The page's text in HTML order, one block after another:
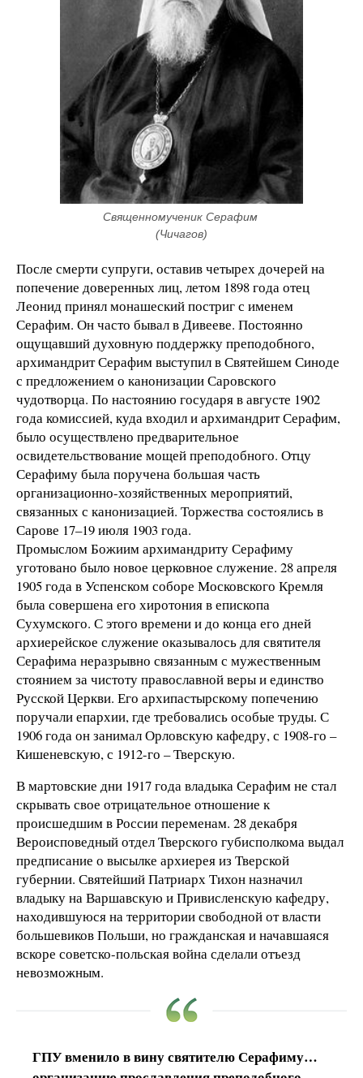
Священномученик Серафим
(Чичагов)
После смерти супруги, оставив четырех дочерей на
попечение доверенных лиц, летом 1898 года отец
Леонид принял монашеский постриг с именем
Серафим. Он часто бывал в Дивееве. Постоянно
ощущавший духовную поддержку преподобного,
архимандрит Серафим выступил в Святейшем Синоде
с предложением о канонизации Саровского
чудотворца. По настоянию государя в августе 1902
года комиссией, куда входил и архимандрит Серафим,
было осуществлено предварительное
освидетельствование мощей преподобного. Отцу
Серафиму была поручена большая часть
организационно-хозяйственных мероприятий,
связанных с канонизацией. Торжества состоялись в
Сарове 17–19 июля 1903 года.
Промыслом Божиим архимандриту Серафиму
уготовано было новое церковное служение. 28 апреля
1905 года в Успенском соборе Московского Кремля
была совершена его хиротония в епископа
Сухумского. С этого времени и до конца его дней
архиерейское служение оказывалось для святителя
Серафима неразрывно связанным с мужественным
стоянием за чистоту православной веры и единство
Русской Церкви. Его архипастырскому попечению
поручали епархии, где требовались особые труды. С
1906 года он занимал Орловскую кафедру, с 1908-го –
Кишеневскую, с 1912-го – Тверскую.
В мартовские дни 1917 года владыка Серафим не стал
скрывать свое отрицательное отношение к
происшедшим в России переменам. 28 декабря
Вероисповедный отдел Тверского губисполкома выдал
предписание о высылке архиерея из Тверской
губернии. Святейший Патриарх Тихон назначил
владыку на Варшавскую и Привисленскую кафедру,
находившуюся на территории свободной от власти
большевиков Польши, но гражданская и начавшаяся
вскоре советско-польская война сделали отъезд
невозможным.
ГПУ вменило в вину святителю Серафиму…